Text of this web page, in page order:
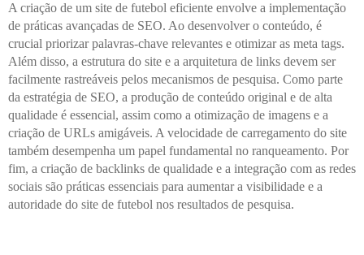
A criação de um site de futebol eficiente envolve a implementação
de práticas avançadas de SEO. Ao desenvolver o conteúdo, é
crucial priorizar palavras-chave relevantes e otimizar as meta tags.
Além disso, a estrutura do site e a arquitetura de links devem ser
facilmente rastreáveis pelos mecanismos de pesquisa. Como parte
da estratégia de SEO, a produção de conteúdo original e de alta
qualidade é essencial, assim como a otimização de imagens e a
criação de URLs amigáveis. A velocidade de carregamento do site
também desempenha um papel fundamental no ranqueamento. Por
fim, a criação de backlinks de qualidade e a integração com as redes
sociais são práticas essenciais para aumentar a visibilidade e a
autoridade do site de futebol nos resultados de pesquisa.